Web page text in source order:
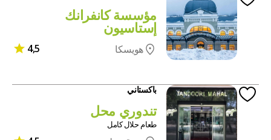
مؤسسة كانفرانك
إستاسيون
هويسكا 4,5
باكستاني
تندوري محل
طعام حلال كامل